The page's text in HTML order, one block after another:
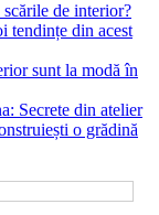
de interior?
tendințe din acest
sunt la modă în
Secrete din atelier
o grădină